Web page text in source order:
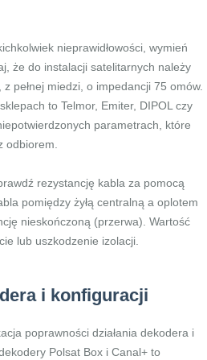
nieprawidłowości, wymień
że do instalacji satelitarnych należy
pełnej miedzi, o impedancji 75 omów.
to Telmor, Emiter, DIPOL czy
parametrach, które
odbiorem.
rezystancję kabla za pomocą
pomiędzy żyłą centralną a oplotem
nieskończoną (przerwa). Wartość
lub uszkodzenie izolacji.
i konfiguracji
poprawności działania dekodera i
Polsat Box i Canal+ to